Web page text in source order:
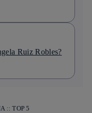
Ruiz Robles?
:: TOP 5